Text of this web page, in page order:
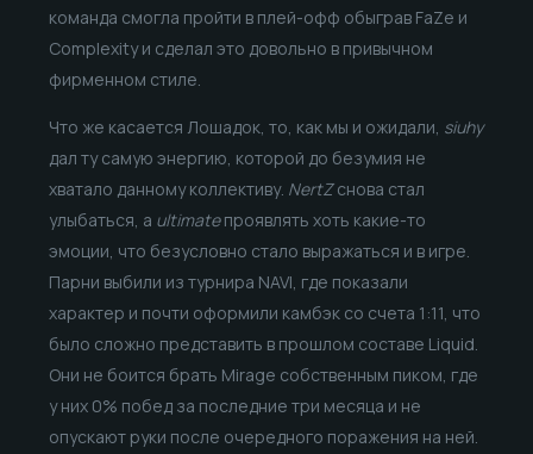
команда смогла пройти в плей-офф обыграв FaZe и
Complexity и сделал это довольно в привычном
фирменном стиле.
Что же касается Лошадок, то, как мы и ожидали, siuhy
дал ту самую энергию, которой до безумия не
хватало данному коллективу. NertZснова стал
улыбаться, а ultimateпроявлять хоть какие-то
эмоции, что безусловно стало выражаться и в игре.
Парни выбили из турнира NAVI, где показали
характер и почти оформили камбэк со счета 1:11, что
было сложно представить в прошлом составе Liquid.
Они не боится брать Mirage собственным пиком, где
у них 0% побед за последние три месяца и не
опускают руки после очередного поражения на ней.